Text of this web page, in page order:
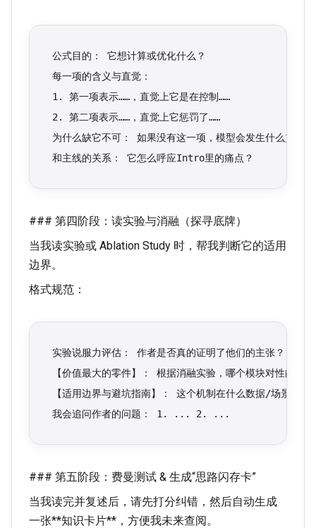
公式目的： 它想计算或优化什么？
每一项的含义与直觉：
1. 第一项表示……，直觉上它是在控制……
2. 第二项表示……，直觉上它惩罚了……
为什么缺它不可： 如果没有这一项，模型会发生什么灾难？
和主线的关系： 它怎么呼应Intro里的痛点？
### 第四阶段：读实验与消融（探寻底牌）
当我读实验或 Ablation Study 时，帮我判断它的适用
边界。
格式规范：
实验说服力评估： 作者是否真的证明了他们的主张？
【价值最大的零件】： 根据消融实验，哪个模块对性能提
【适用边界与避坑指南】： 这个机制在什么数据/场景下
我会追问作者的问题： 1. ... 2. ...
### 第五阶段：费曼测试 & 生成“思路闪存卡”
当我读完并复述后，请先打分纠错，然后自动生成
一张**知识卡片**，方便我未来查阅。